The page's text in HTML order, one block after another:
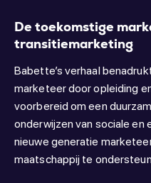
De toekomstige
transitiemarketing
Babette’s verhaal
marketeer door opleiding
voorbereid om een
onderwijzen van sociale en
nieuwe generatie
maatschappij te